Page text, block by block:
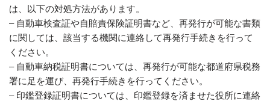
は、以下の対処方法があります。
– 自動車検査証や自賠責保険証明書など、再発行が可能な書類
に関しては、該当する機関に連絡して再発行手続きを行って
ください。
– 自動車納税証明書については、再発行が可能な都道府県税務
署に足を運び、再発行手続きを行ってください。
– 印鑑登録証明書については、印鑑登録を済ませた役所に連絡